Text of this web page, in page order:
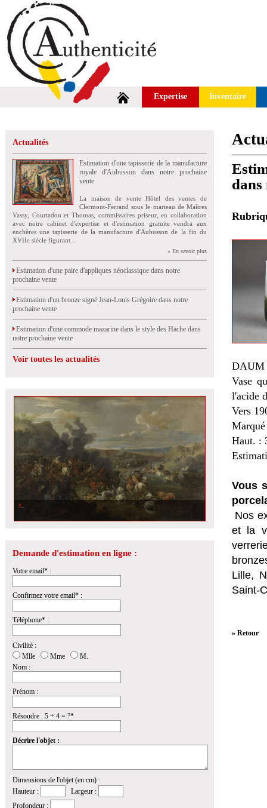
Expertise Inventaire
Actualités
Estimation d'une tapisserie de la manufacture
royale d'Aubusson dans notre prochaine
vente
La maison de vente Hôtel des ventes de
Clermont-Ferrand sous le marteau de Maîtres
Vassy, Courtadon et Thomas, commissaires priseur, en collaboration
avec notre cabinet d'expertise et d'estimation gratuite vendra aux
enchères une tapisserie de la manufacture d'Aubusson de la fin du
XVIIe siècle figurant...
» En savoir plus
Estimation d'une paire d'appliques néoclassique dans notre
prochaine vente
Estimation d'un bronze signé Jean-Louis Grégoire dans notre
prochaine vente
Estimation d'une commode mazarine dans le style des Hache dans
notre prochaine vente
Voir toutes les actualités
Demande d'estimation en ligne :
Votre email* :
Confirmez votre email* :
Téléphone* :
Civilité :
Mlle
Mme
M.
Nom :
Prénom :
Résoudre : 5 + 4 = ?*
Décrire l'objet :
Dimensions de l'objet (en cm) :
Hauteur :
Largeur :
Profondeur :
DAUM
Vase
l'acide
Vers
Haut. :
Vous
Nos
et la
Lille,
Saint-
» Retour